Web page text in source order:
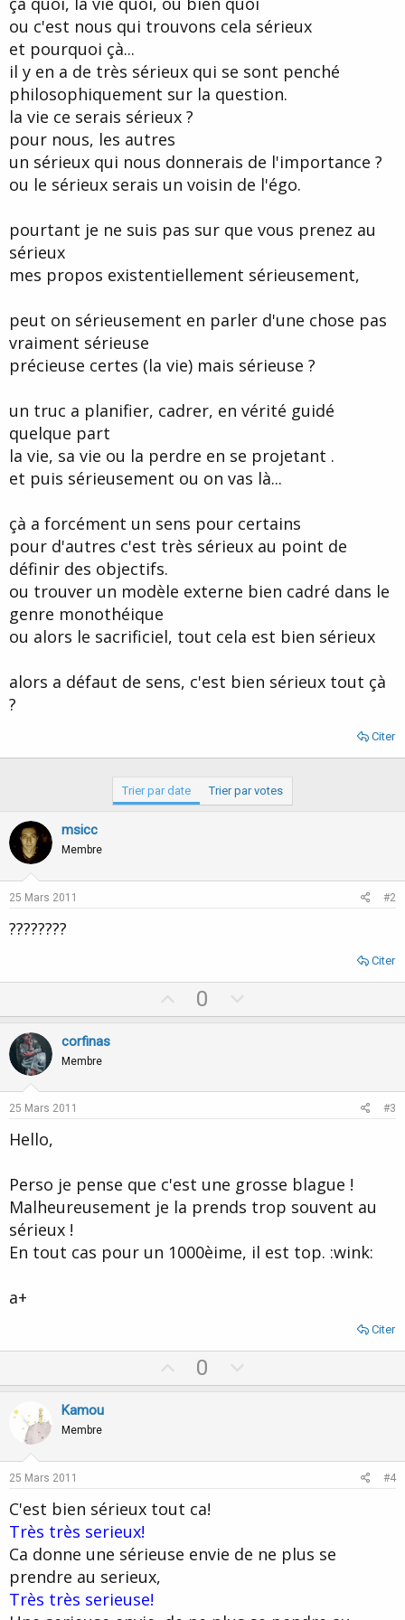
d
e
l
a
d
i
c
u
s
i
t
ou c'est nous qui trouvons cela sérieux
et pourquoi çà...
il y en a de très sérieux qui se sont penché
philosophiquement sur la question.
la vie ce serais sérieux ?
pour nous, les autres
un sérieux qui nous donnerais de l'importance ?
ou le sérieux serais un voisin de l'égo.
pourtant je ne suis pas sur que vous prenez au
sérieux
mes propos existentiellement sérieusement,
peut on sérieusement en parler d'une chose pas
vraiment sérieuse
précieuse certes (la vie) mais sérieuse ?
un truc a planifier, cadrer, en vérité guidé
quelque part
la vie, sa vie ou la perdre en se projetant .
et puis sérieusement ou on vas là...
çà a forcément un sens pour certains
pour d'autres c'est très sérieux au point de
définir des objectifs.
ou trouver un modèle externe bien cadré dans le
genre monothéique
ou alors le sacrificiel, tout cela est bien sérieux
alors a défaut de sens, c'est bien sérieux tout çà
?
Citer
Trier par date Trier par votes
msicc
Membre
25 Mars 2011 #2
????????
Citer
p
t
0
o
v
corfinas
Membre
25 Mars 2011 #3
Hello,
Perso je pense que c'est une grosse blague !
Malheureusement je la prends trop souvent au
sérieux !
En tout cas pour un 1000èime, il est top. :wink:
a+
Citer
p
0
o
Kamou
Membre
25 Mars 2011 #4
C'est bien sérieux tout ca!
Très très serieux!
Ca donne une sérieuse envie de ne plus se
prendre au serieux,
Très très serieuse!